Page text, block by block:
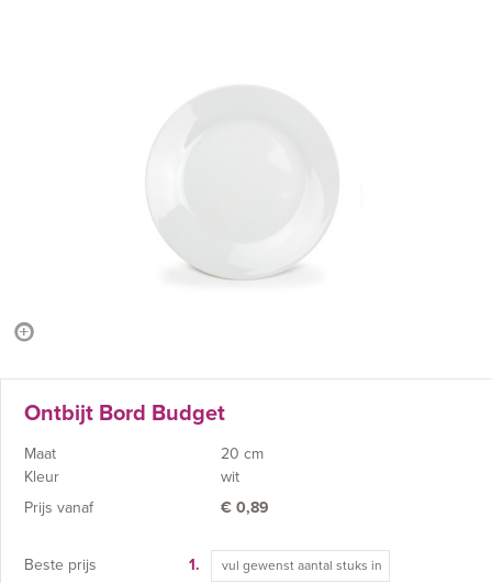
Ontbijt Bord Budget
Maat
20 cm
Kleur
wit
Prijs vanaf
€ 0,89
Beste prijs 1.